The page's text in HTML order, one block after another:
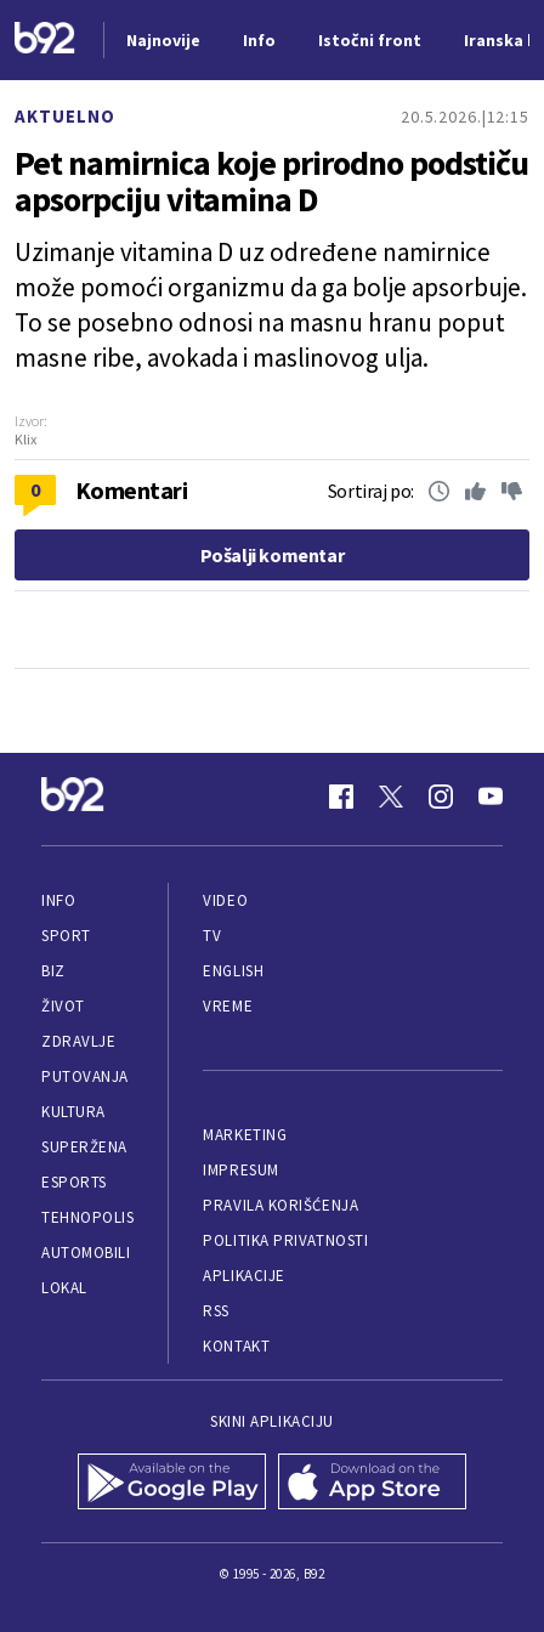
Najnovije Info Istočni front Iranska
AKTUELNO 20.5.2026. 12:15
Pet namirnica koje prirodno podstiču
apsorpciju vitamina D
Uzimanje vitamina D uz određene namirnice
može pomoći organizmu da ga bolje apsorbuje.
To se posebno odnosi na masnu hranu poput
masne ribe, avokada i maslinovog ulja.
Izvor:
Klix
0 Komentari Sortiraj po:
Pošalji komentar
INFO
SPORT
BIZ
ŽIVOT
ZDRAVLJE
PUTOVANJA
KULTURA
SUPERŽENA
ESPORTS
TEHNOPOLIS
AUTOMOBILI
LOKAL
VIDEO
TV
ENGLISH
VREME
MARKETING
IMPRESUM
PRAVILA KORIŠĆENJA
POLITIKA PRIVATNOSTI
APLIKACIJE
RSS
KONTAKT
SKINI APLIKACIJU
© 1995 - 2026, B92